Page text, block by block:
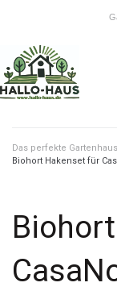
Das perfekte
Biohort Hakenset für